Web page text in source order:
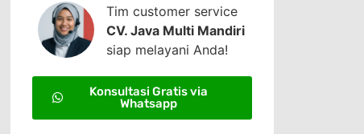
Tim customer service
CV. Java Multi Mandiri
siap melayani Anda!
Konsultasi Gratis via
Whatsapp